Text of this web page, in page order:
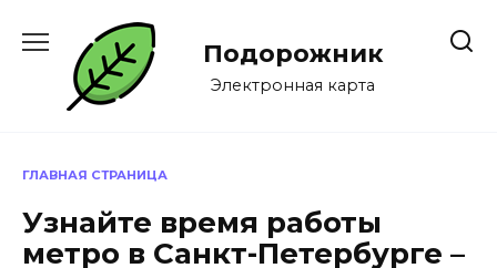
содержанию
Подорожник
Электронная карта
ГЛАВНАЯ СТРАНИЦА
Узнайте время работы
метро в Санкт-Петербурге –